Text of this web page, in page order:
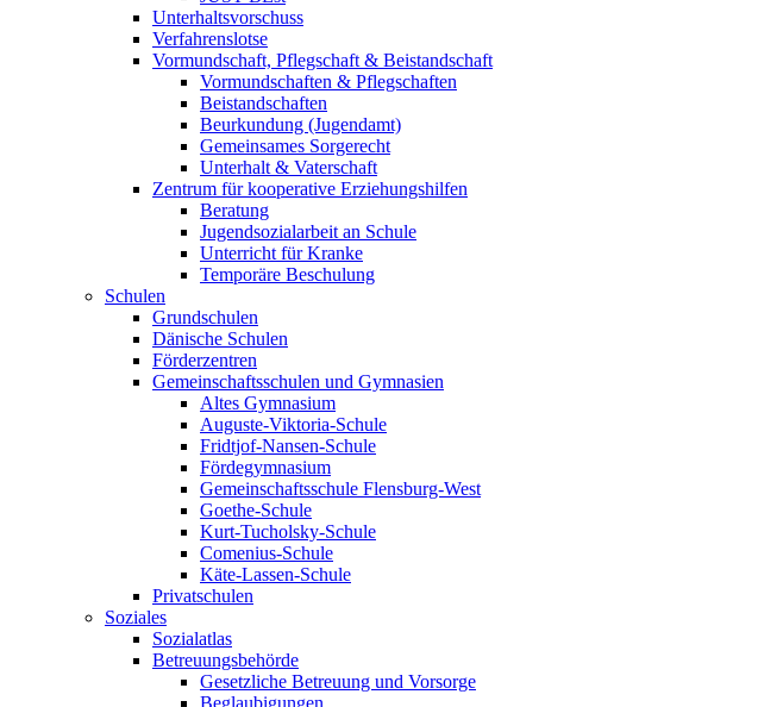
Unterhaltsvorschuss
Verfahrenslotse
Vormundschaft, Pflegschaft & Beistandschaft
Vormundschaften & Pflegschaften
Beistandschaften
Beurkundung (Jugendamt)
Gemeinsames Sorgerecht
Unterhalt & Vaterschaft
Zentrum für kooperative Erziehungshilfen
Beratung
Jugendsozialarbeit an Schule
Unterricht für Kranke
Temporäre Beschulung
Schulen
Grundschulen
Dänische Schulen
Förderzentren
Gemeinschaftsschulen und Gymnasien
Altes Gymnasium
Auguste-Viktoria-Schule
Fridtjof-Nansen-Schule
Fördegymnasium
Gemeinschaftsschule Flensburg-West
Goethe-Schule
Kurt-Tucholsky-Schule
Comenius-Schule
Käte-Lassen-Schule
Privatschulen
Soziales
Sozialatlas
Betreuungsbehörde
Gesetzliche Betreuung und Vorsorge
Beglaubigungen